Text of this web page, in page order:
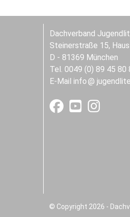
Dachverband
Steinerstraße 15,
D - 81369 München
Tel. 0049 (0) 89 45 80
E-Mail info
© Copyright 2026 -